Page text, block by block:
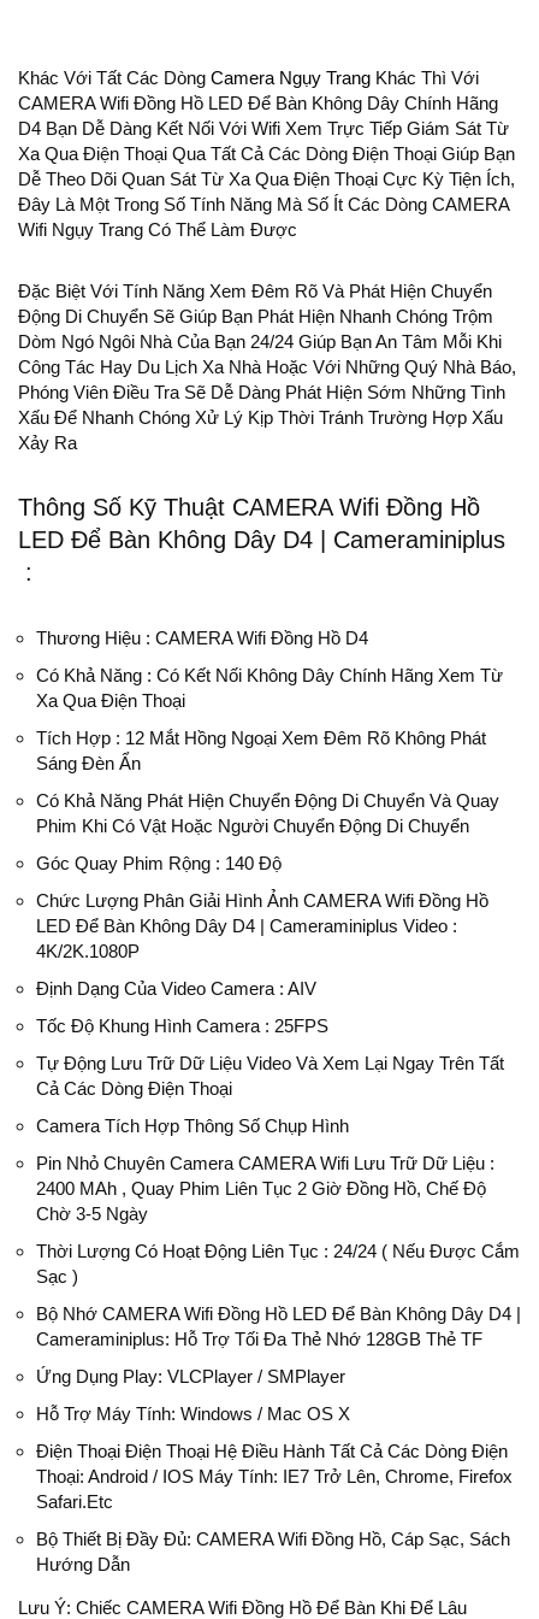
Khác Với Tất Các Dòng Camera Ngụy Trang Khác Thì Với
CAMERA Wifi Đồng Hồ LED Để Bàn Không Dây Chính Hãng
D4 Bạn Dễ Dàng Kết Nối Với Wifi Xem Trực Tiếp Giám Sát Từ
Xa Qua Điện Thoại Qua Tất Cả Các Dòng Điện Thoại Giúp Bạn
Dễ Theo Dõi Quan Sát Từ Xa Qua Điện Thoại Cực Kỳ Tiện Ích,
Đây Là Một Trong Số Tính Năng Mà Số Ít Các Dòng CAMERA
Wifi Ngụy Trang Có Thể Làm Được
Đặc Biệt Với Tính Năng Xem Đêm Rõ Và Phát Hiện Chuyển
Động Di Chuyển Sẽ Giúp Bạn Phát Hiện Nhanh Chóng Trộm
Dòm Ngó Ngôi Nhà Của Bạn 24/24 Giúp Bạn An Tâm Mỗi Khi
Công Tác Hay Du Lịch Xa Nhà Hoặc Với Những Quý Nhà Báo,
Phóng Viên Điều Tra Sẽ Dễ Dàng Phát Hiện Sớm Những Tình
Xấu Để Nhanh Chóng Xử Lý Kịp Thời Tránh Trường Hợp Xấu
Xảy Ra
Thông Số Kỹ Thuật CAMERA Wifi Đồng Hồ
LED Để Bàn Không Dây D4 | Cameraminiplus
:
Thương Hiệu : CAMERA Wifi Đồng Hồ D4
Có Khả Năng : Có Kết Nối Không Dây Chính Hãng Xem Từ
Xa Qua Điện Thoại
Tích Hợp : 12 Mắt Hồng Ngoại Xem Đêm Rõ Không Phát
Sáng Đèn Ẩn
Có Khả Năng Phát Hiện Chuyển Động Di Chuyển Và Quay
Phim Khi Có Vật Hoặc Người Chuyển Động Di Chuyển
Góc Quay Phim Rộng : 140 Độ
Chức Lượng Phân Giải Hình Ảnh CAMERA Wifi Đồng Hồ
LED Để Bàn Không Dây D4 | Cameraminiplus Video :
4K/2K.1080P
Định Dạng Của Video Camera : AIV
Tốc Độ Khung Hình Camera : 25FPS
Tự Động Lưu Trữ Dữ Liệu Video Và Xem Lại Ngay Trên Tất
Cả Các Dòng Điện Thoại
Camera Tích Hợp Thông Số Chụp Hình
Pin Nhỏ Chuyên Camera CAMERA Wifi Lưu Trữ Dữ Liệu :
2400 MAh , Quay Phim Liên Tục 2 Giờ Đồng Hồ, Chế Độ
Chờ 3-5 Ngày
Thời Lượng Có Hoạt Động Liên Tục : 24/24 ( Nếu Được Cắm
Sạc )
Bộ Nhớ CAMERA Wifi Đồng Hồ LED Để Bàn Không Dây D4 |
Cameraminiplus: Hỗ Trợ Tối Đa Thẻ Nhớ 128GB Thẻ TF
Ứng Dụng Play: VLCPlayer / SMPlayer
Hỗ Trợ Máy Tính: Windows / Mac OS X
Điện Thoại Điện Thoại Hệ Điều Hành Tất Cả Các Dòng Điện
Thoại: Android / IOS Máy Tính: IE7 Trở Lên, Chrome, Firefox
Safari.etc
Bộ Thiết Bị Đầy Đủ: CAMERA Wifi Đồng Hồ, Cáp Sạc, Sách
Hướng Dẫn
Lưu Ý: Chiếc CAMERA Wifi Đồng Hồ Để Bàn Khi Để Lâu